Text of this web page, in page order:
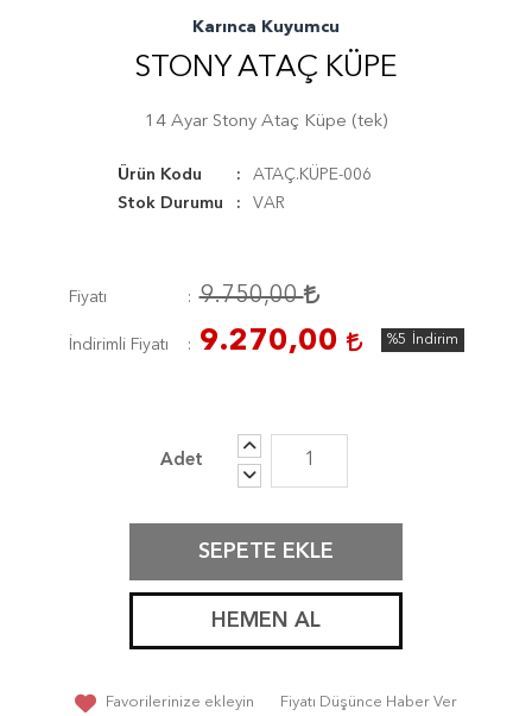
Karınca Kuyumcu
STONY ATAÇ KÜPE
14 Ayar Stony Ataç Küpe (tek)
Ürün Kodu
ATAÇ.KÜPE-006
Stok Durumu
VAR
Fiyatı 9.750,00
İndirimli Fiyatı 9.270,00 %5 İndirim
SEPETE EKLE
HEMEN AL
Favorilerinize ekleyin Fiyatı Düşünce Haber Ver